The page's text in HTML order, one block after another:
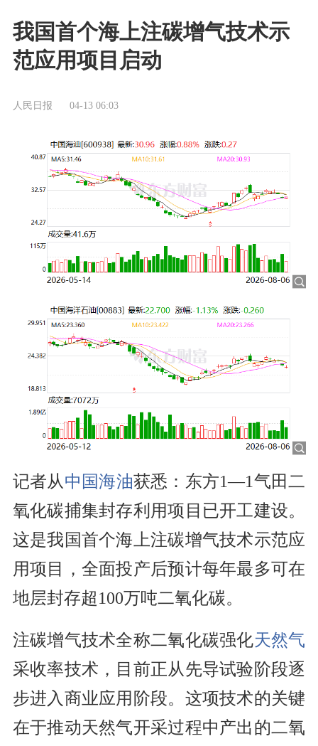
我国首个海上注碳增气技术示
范应用项目启动
人民日报 04-13 06:03
记者从中国海油获悉：东方1—1气田二
氧化碳捕集封存利用项目已开工建设。
这是我国首个海上注碳增气技术示范应
用项目，全面投产后预计每年最多可在
地层封存超100万吨二氧化碳。
注碳增气技术全称二氧化碳强化天然气
采收率技术，目前正从先导试验阶段逐
步进入商业应用阶段。这项技术的关键
在于推动天然气开采过程中产出的二氧